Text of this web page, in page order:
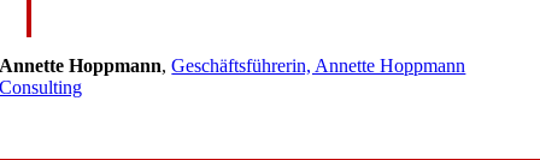
Annette Hoppmann,Geschäftsführerin, Annette Hoppmann
Consulting